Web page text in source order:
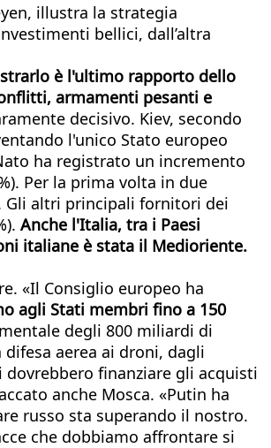
illustra la strategia
bellici, dall’altra
è l'ultimo rapporto dello
armamenti pesanti e
decisivo. Kiev, secondo
l'unico Stato europeo
ha registrato un incremento
Per la prima volta in due
Gli altri principali fornitori dei
Anche l'Italia, tra i Paesi
italiane è stata il Medioriente.
«Il Consiglio europeo ha
agli Stati membri fino a 150
degli 800 miliardi di
aerea ai droni, dagli
finanziare gli acquisti
anche Mosca. «Putin ha
russo sta superando il nostro.
che dobbiamo affrontare si